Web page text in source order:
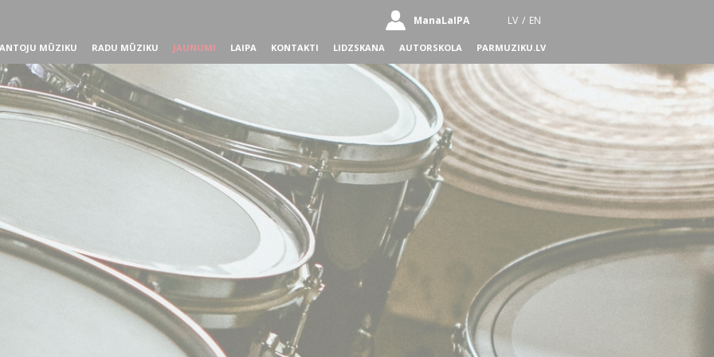
ManaLaIPA LV / EN
MŪZIKU RADU MŪZIKU JAUNUMI LAIPA KONTAKTI LIDZSKANA AUTORSKOLA PARMUZIKU.LV